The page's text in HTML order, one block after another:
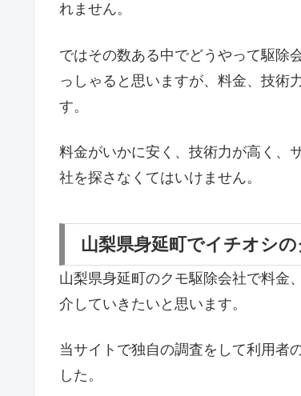
れません。
ではその数ある中でどうやって駆除
っしゃると思いますが、料金、技術
す。
料金がいかに安く、技術力が高く、
社を探さなくてはいけません。
山梨県身延町でイチオシ
山梨県身延町のクモ駆除会社で料金
介していきたいと思います。
当サイトで独自の調査をして利用者
した。